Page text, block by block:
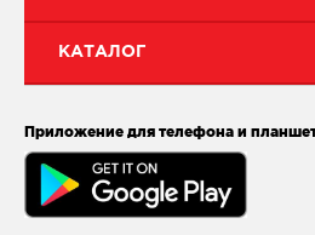
КАТАЛОГ
Приложение для телефона и